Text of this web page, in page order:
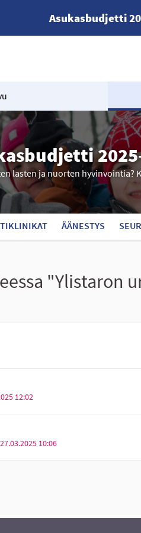
Asukasbudjetti
lasten ja nuorten hyvinvointia?
ÄÄNESTYS
"Ylistaron
12:02
27.03.2025 10:06